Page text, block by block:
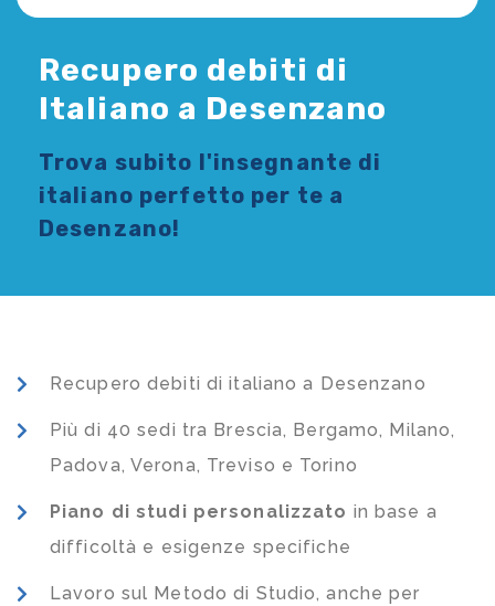
Recupero debiti di
Italiano a Desenzano
Trova subito l'insegnante di
italiano perfetto per te a
Desenzano!
Recupero debiti di italiano a Desenzano
Più di 40 sedi tra Brescia, Bergamo, Milano,
Padova, Verona, Treviso e Torino
Piano di studi personalizzato in base a
difficoltà e esigenze specifiche
Lavoro sul Metodo di Studio, anche per